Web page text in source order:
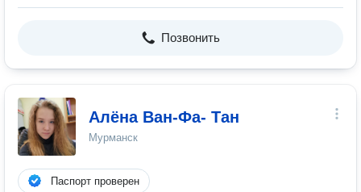
Позвонить
Алёна Ван-Фа- Тан
Мурманск
Паспорт проверен